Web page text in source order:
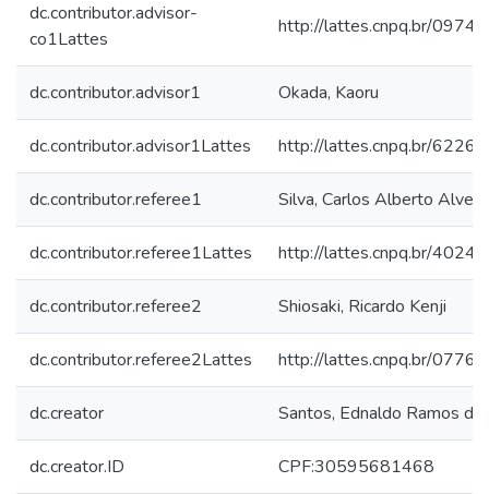
dc.contributor.advisor-
co1Lattes
http://lattes.cnpq.br/
dc.contributor.advisor1 Okada, Kaoru
dc.contributor.advisor1Lattes http://lattes.cnpq.br/
dc.contributor.referee1 Silva, Carlos Alberto Alves
dc.contributor.referee1Lattes http://lattes.cnpq.br/
dc.contributor.referee2 Shiosaki, Ricardo Kenji
dc.contributor.referee2Lattes http://lattes.cnpq.br/
dc.creator Santos, Ednaldo Ramos
dc.creator.ID CPF:30595681468